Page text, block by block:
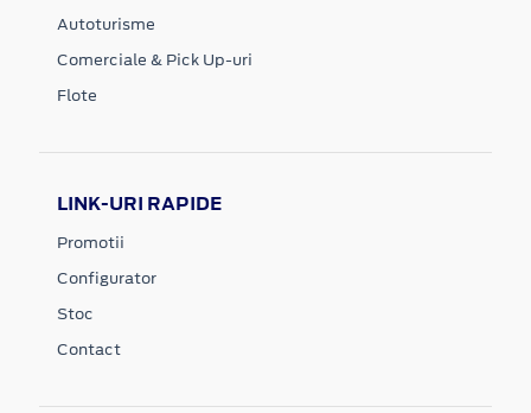
Autoturisme
Comerciale & Pick Up-uri
Flote
LINK-URI RAPIDE
Promotii
Configurator
Stoc
Contact